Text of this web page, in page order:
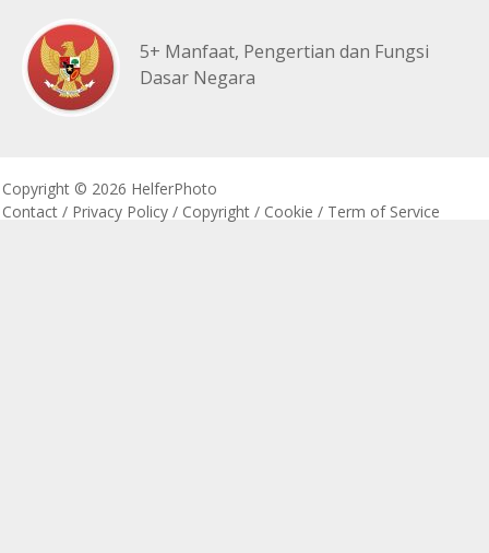
5+ Manfaat, Pengertian dan Fungsi
Dasar Negara
Copyright © 2026 HelferPhoto
Contact / Privacy Policy / Copyright / Cookie / Term of Service